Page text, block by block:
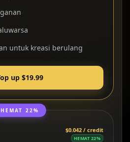
untuk kreasi berulang
up $19.99
HEMAT 22%
$0.042 / credit
HEMAT 22%